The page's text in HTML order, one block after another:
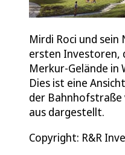
Mirdi Roci und
ersten Investoren,
Merkur-Gelände in
Dies ist eine
der Bahnhofstraße
aus dargestellt.
Copyright: R&R